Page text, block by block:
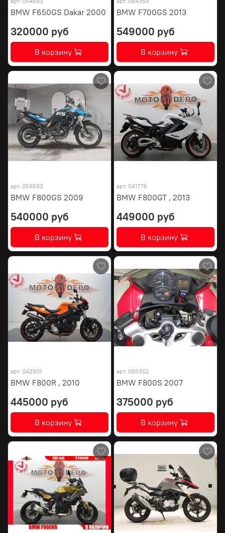
BMW F650GS Dakar 2000
320000 руб
В корзину
BMW F700GS 2013
549000 руб
В корзину
арт. 056593
BMW F800GS 2009
540000 руб
В корзину
арт. 041779
BMW F800GT , 2013
449000 руб
В корзину
арт. 042901
BMW F800R , 2010
445000 руб
В корзину
арт. 055352
BMW F800S 2007
375000 руб
В корзину